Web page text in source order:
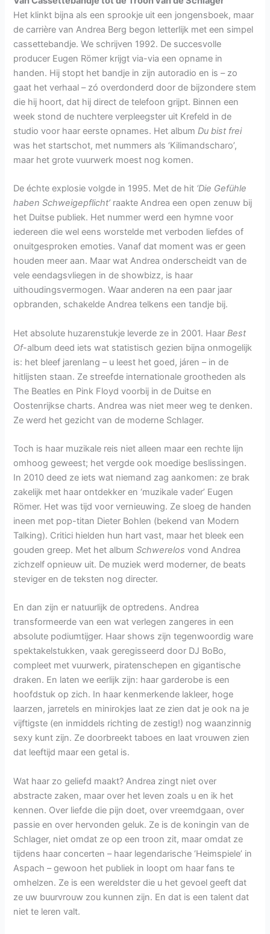
Het klinkt bijna als een sprookje uit een jongensboek, maar
de carrière van Andrea Berg begon letterlijk met een simpel
cassettebandje. We schrijven 1992. De succesvolle
producer Eugen Römer krijgt via-via een opname in
handen. Hij stopt het bandje in zijn autoradio en is – zo
gaat het verhaal – zó overdonderd door de bijzondere stem
die hij hoort, dat hij direct de telefoon grijpt. Binnen een
week stond de nuchtere verpleegster uit Krefeld in de
studio voor haar eerste opnames. Het albumDu bist frei
was het startschot, met nummers als ‘Kilimandscharo’,
maar het grote vuurwerk moest nog komen.
De échte explosie volgde in 1995. Met de hit ‘Die Gefühle
haben Schweigepflicht’ raakte Andrea een open zenuw bij
het Duitse publiek. Het nummer werd een hymne voor
iedereen die wel eens worstelde met verboden liefdes of
onuitgesproken emoties. Vanaf dat moment was er geen
houden meer aan. Maar wat Andrea onderscheidt van de
vele eendagsvliegen in de showbizz, is haar
uithoudingsvermogen. Waar anderen na een paar jaar
opbranden, schakelde Andrea telkens een tandje bij.
Het absolute huzarenstukje leverde ze in 2001. HaarBest
Of-album deed iets wat statistisch gezien bijna onmogelijk
is: het bleef jarenlang – u leest het goed, járen – in de
hitlijsten staan. Ze streefde internationale grootheden als
The Beatles en Pink Floyd voorbij in de Duitse en
Oostenrijkse charts. Andrea was niet meer weg te denken.
Ze werd het gezicht van de moderne Schlager.
Toch is haar muzikale reis niet alleen maar een rechte lijn
omhoog geweest; het vergde ook moedige beslissingen.
In 2010 deed ze iets wat niemand zag aankomen: ze brak
zakelijk met haar ontdekker en ‘muzikale vader’ Eugen
Römer. Het was tijd voor vernieuwing. Ze sloeg de handen
ineen met pop-titan Dieter Bohlen (bekend van Modern
Talking). Critici hielden hun hart vast, maar het bleek een
gouden greep. Met het albumSchwerelos vond Andrea
zichzelf opnieuw uit. De muziek werd moderner, de beats
steviger en de teksten nog directer.
En dan zijn er natuurlijk de optredens. Andrea
transformeerde van een wat verlegen zangeres in een
absolute podiumtijger. Haar shows zijn tegenwoordig ware
spektakelstukken, vaak geregisseerd door DJ BoBo,
compleet met vuurwerk, piratenschepen en gigantische
draken. En laten we eerlijk zijn: haar garderobe is een
hoofdstuk op zich. In haar kenmerkende lakleer, hoge
laarzen, jarretels en minirokjes laat ze zien dat je ook na je
vijftigste (en inmiddels richting de zestig!) nog waanzinnig
sexy kunt zijn. Ze doorbreekt taboes en laat vrouwen zien
dat leeftijd maar een getal is.
Wat haar zo geliefd maakt? Andrea zingt niet over
abstracte zaken, maar over het leven zoals u en ik het
kennen. Over liefde die pijn doet, over vreemdgaan, over
passie en over hervonden geluk. Ze is de koningin van de
Schlager, niet omdat ze op een troon zit, maar omdat ze
tijdens haar concerten – haar legendarische ‘Heimspiele’ in
Aspach – gewoon het publiek in loopt om haar fans te
omhelzen. Ze is een wereldster die u het gevoel geeft dat
ze uw buurvrouw zou kunnen zijn. En dat is een talent dat
niet te leren valt.